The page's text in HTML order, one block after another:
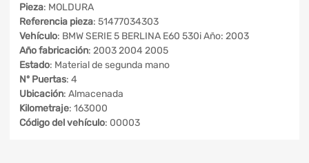
Pieza: MOLDURA
Referencia pieza: 51477034303
Vehículo: BMW SERIE 5 BERLINA E60 530i Año: 2003
Año fabricación: 2003 2004 2005
Estado: Material de segunda mano
Nº Puertas: 4
Ubicación: Almacenada
Kilometraje: 163000
Código del vehículo: 00003